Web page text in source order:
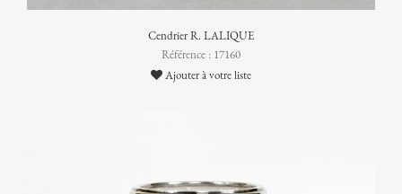
Cendrier R. LALIQUE
Référence : 17160
Ajouter à votre liste